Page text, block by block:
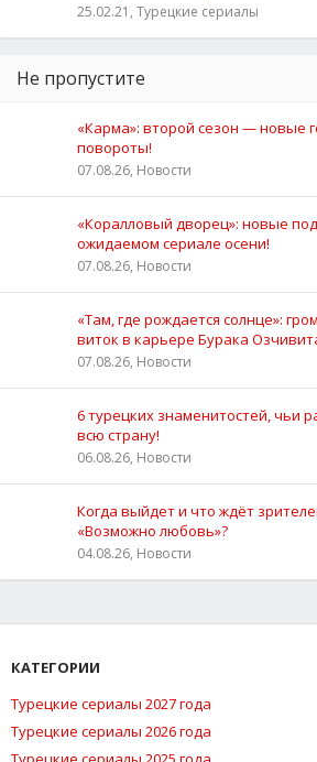
25.02.21, Турецкие сериалы
Не пропустите
«Карма»: второй сезон — новые
повороты!
07.08.26, Новости
«Коралловый дворец»: новые
ожидаемом сериале осени!
07.08.26, Новости
«Там, где рождается солнце»:
виток в карьере Бурака
07.08.26, Новости
6 турецких знаменитостей, чьи
всю страну!
06.08.26, Новости
Когда выйдет и что ждёт
«Возможно любовь»?
04.08.26, Новости
КАТЕГОРИИ
Турецкие сериалы 2027 года
Турецкие сериалы 2026 года